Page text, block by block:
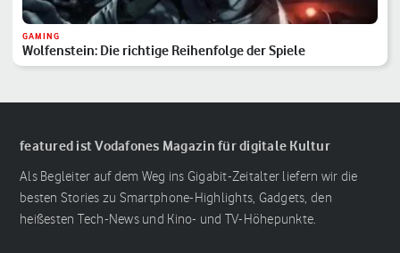
GAMING
Wolfenstein: Die richtige Reihenfolge der Spiele
featured ist Vodafones Magazin für digitale Kultur
Als Begleiter auf dem Weg ins Gigabit-Zeitalter liefern wir die
besten Stories zu Smartphone-Highlights, Gadgets, den
heißesten Tech-News und Kino- und TV-Höhepunkte.